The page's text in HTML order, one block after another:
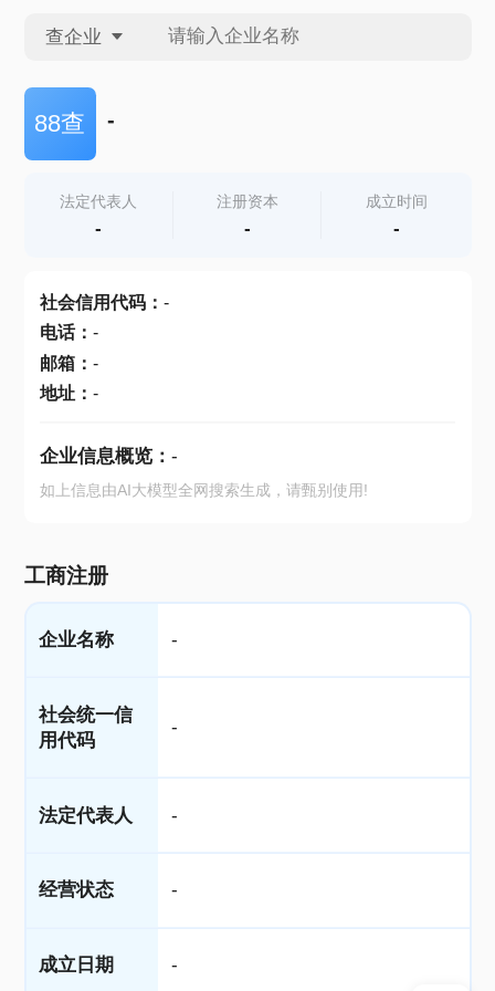
查企业
查企业
查产地
88查 -
法定代表人
-
注册资本
-
成立时间
-
社会信用代码： -
电话： -
邮箱： -
地址： -
企业信息概览： -
如上信息由AI大模型全网搜索生成，请甄别使用!
工商注册
企业名称 -
社会统一信
用代码
-
法定代表人 -
经营状态 -
成立日期 -